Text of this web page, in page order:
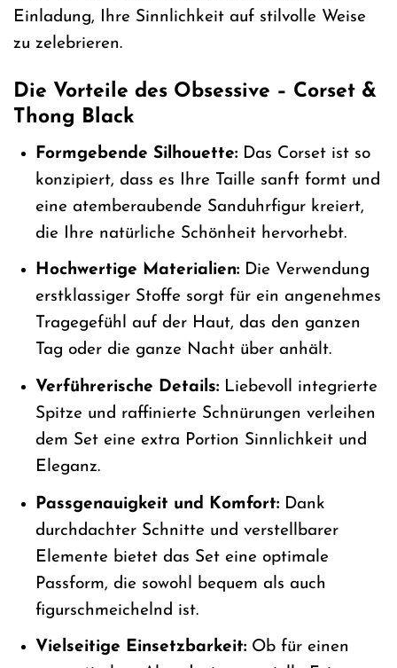
Einladung, Ihre Sinnlichkeit auf stilvolle Weise
zu zelebrieren.
Die Vorteile des Obsessive – Corset &
Thong Black
Formgebende Silhouette:Das Corset ist so
konzipiert, dass es Ihre Taille sanft formt und
eine atemberaubende Sanduhrfigur kreiert,
die Ihre natürliche Schönheit hervorhebt.
Hochwertige Materialien:Die Verwendung
erstklassiger Stoffe sorgt für ein angenehmes
Tragegefühl auf der Haut, das den ganzen
Tag oder die ganze Nacht über anhält.
Verführerische Details:Liebevoll integrierte
Spitze und raffinierte Schnürungen verleihen
dem Set eine extra Portion Sinnlichkeit und
Eleganz.
Passgenauigkeit und Komfort:Dank
durchdachter Schnitte und verstellbarer
Elemente bietet das Set eine optimale
Passform, die sowohl bequem als auch
figurschmeichelnd ist.
Vielseitige Einsetzbarkeit:Ob für einen